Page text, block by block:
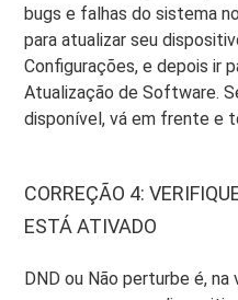
bugs e falhas do sistema
para atualizar seu
Configurações, e depois ir
Atualização de Software.
disponível, vá em frente e
CORREÇÃO 4:
ESTÁ ATIVADO
DND ou Não perturbe é,